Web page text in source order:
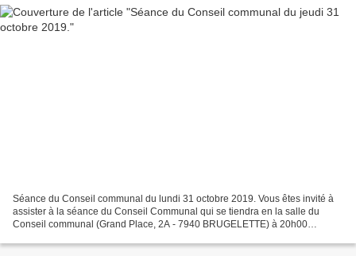
Séance du Conseil communal du lundi 31 octobre 2019. Vous êtes invité à
assister à la séance du Conseil Communal qui se tiendra en la salle du
Conseil communal (Grand Place, 2A - 7940 BRUGELETTE) à 20h00